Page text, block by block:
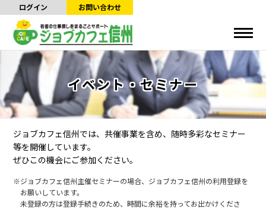
ログイン お問い合わせ
イベント・セミナー
ジョブカフェ信州では、共催事業を含め、随時多彩なセミナー
等を開催しています。
ぜひこの機会にご参加ください。
ジョブカフェ信州主催セミナーの場合、ジョブカフェ信州の利用登録を
お願いしています。
未登録の方は登録手続きのため、時間に余裕を持ってお出かけくださ